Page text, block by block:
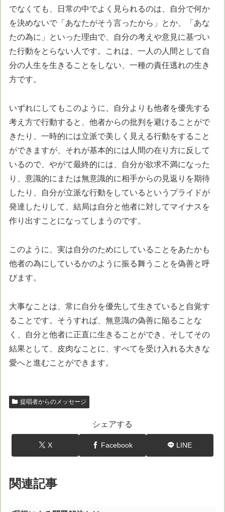
でなくても、日常の中でよく見られるのは、自分で何か
を決めないで「あなたがそう言ったから」とか、「あな
たの為に」といった理由で、自分の考えや意見に基づい
た行動をとらない人です。これは、一人の人間として自
分の人生を生きることをしない、一種の責任逃れの生き
方です。
いずれにしてもこのように、自分よりも他者を優先する
考え方で行動すると、他者からの批判を避けることがで
きたり、一時的には立派で美しく見える行動をすること
ができますが、それが基本的には人間の在り方に反して
いるので、やがて最終的には、自分が欲求不満になった
り、意識的にまたは無意識的に相手からの見返りを期待
したり、自分が立派な行動をしているというプライドが
発達したりして、結局は自分と他者に対してマイナスを
作り出すことになってしまうのです。
このように、実は自分のためにしていることをあたかも
他者の為にしているかのように振る舞うことを偽善と呼
びます。
大事なことは、常に自分を優先して生きていると自覚す
ることです。そうすれば、無意識の偽善に陥ることな
く、自分と他者に正直に生きることができ、そしてその
結果として、皮肉なことに、すべてを受け入れる大きな
愛へと進むことができます。
提唱者からのメッセージ
シェアする
X Facebook LINE
関連記事